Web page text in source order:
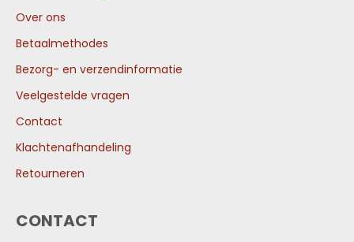
Over ons
Betaalmethodes
Bezorg- en verzendinformatie
Veelgestelde vragen
Contact
Klachtenafhandeling
Retourneren
CONTACT